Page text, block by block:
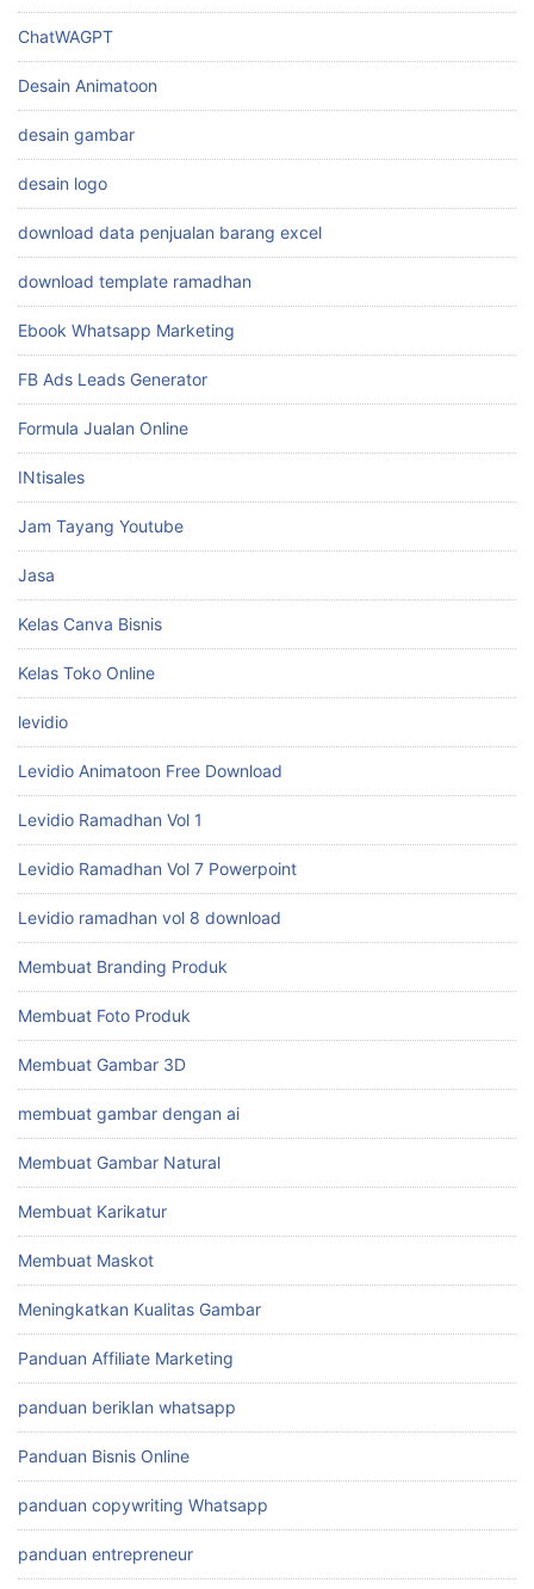
ChatWAGPT
Desain Animatoon
desain gambar
desain logo
download data penjualan barang excel
download template ramadhan
Ebook Whatsapp Marketing
FB Ads Leads Generator
Formula Jualan Online
INtisales
Jam Tayang Youtube
Jasa
Kelas Canva Bisnis
Kelas Toko Online
levidio
Levidio Animatoon Free Download
Levidio Ramadhan Vol 1
Levidio Ramadhan Vol 7 Powerpoint
Levidio ramadhan vol 8 download
Membuat Branding Produk
Membuat Foto Produk
Membuat Gambar 3D
membuat gambar dengan ai
Membuat Gambar Natural
Membuat Karikatur
Membuat Maskot
Meningkatkan Kualitas Gambar
Panduan Affiliate Marketing
panduan beriklan whatsapp
Panduan Bisnis Online
panduan copywriting Whatsapp
panduan entrepreneur